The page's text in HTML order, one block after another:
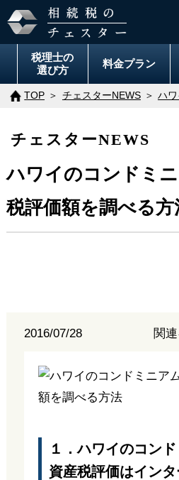
税理士の
選び方
料金プラン
TOP チェスターNEWS ハ
チェスターNEWS
ハワイのコンドミ
税評価額を調べる方
2016/07/28 関
１．ハワイのコン
資産税評価はイン